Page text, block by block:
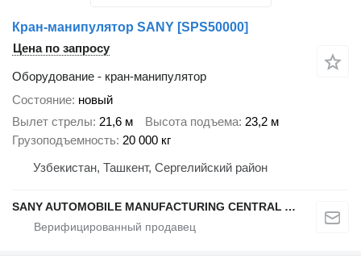
Кран-манипулятор SANY [SPS50000]
Цена по запросу
Оборудование - кран-манипулятор
Состояние новый
Вылет стрелы 21,6 м Высота подъема 23,2 м
Грузоподъемность 20 000 кг
Узбекистан, Ташкент, Сергелийский район
SANY AUTOMOBILE MANUFACTURING CENTRAL ASIA